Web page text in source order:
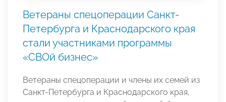
Ветераны спецоперации Санкт-
Петербурга и Краснодарского края
стали участниками программы
«СВОй бизнес»
Ветераны спецоперации и члены их семей из
Санкт-Петербурга и Краснодарского края,